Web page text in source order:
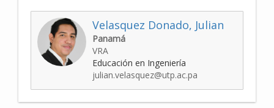
Velasquez Donado, Julian
Panamá
VRA
Educación en Ingeniería
julian.velasquez@utp.ac.pa